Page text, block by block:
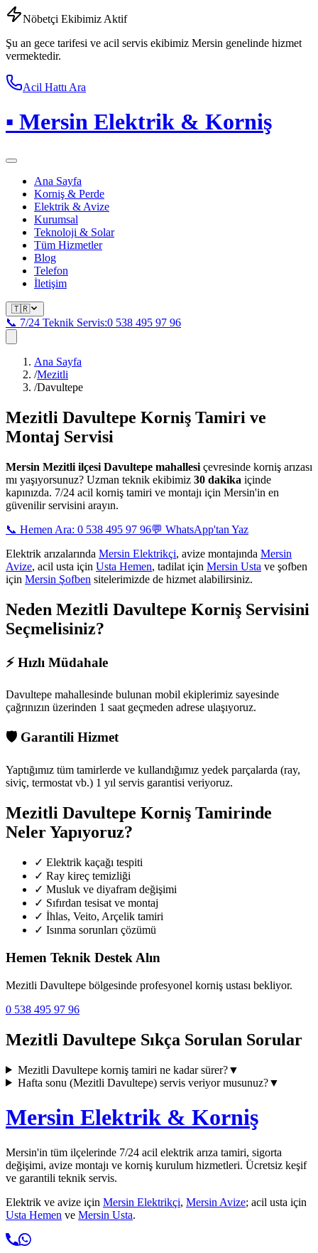
Nöbetçi Ekibimiz Aktif
Şu an gece tarifesi ve acil servis ekibimiz Mersin genelinde hizmet
vermektedir.
Acil Hattı Ara
▪ Mersin Elektrik & Korniş
Ana Sayfa
Korniş & Perde
Elektrik & Avize
Kurumsal
Teknoloji & Solar
Tüm Hizmetler
Blog
Telefon
İletişim
🇹🇷
📞 7/24 Teknik Servis:0 538 495 97 96
Ana Sayfa
/Mezitli
/Davultepe
Mezitli Davultepe Korniş Tamiri ve
Montaj Servisi
Mersin Mezitli ilçesi Davultepe mahallesi çevresinde korniş arızası
mı yaşıyorsunuz? Uzman teknik ekibimiz 30 dakika içinde
kapınızda. 7/24 acil korniş tamiri ve montajı için Mersin'in en
güvenilir servisini arayın.
📞 Hemen Ara: 0 538 495 97 96💬 WhatsApp'tan Yaz
Elektrik arızalarında Mersin Elektrikçi, avize montajında Mersin
Avize, acil usta için Usta Hemen, tadilat için Mersin Usta ve şofben
için Mersin Şofben sitelerimizde de hizmet alabilirsiniz.
Neden Mezitli Davultepe Korniş Servisini
Seçmelisiniz?
⚡ Hızlı Müdahale
Davultepe mahallesinde bulunan mobil ekiplerimiz sayesinde
çağrınızın üzerinden 1 saat geçmeden adrese ulaşıyoruz.
🛡️ Garantili Hizmet
Yaptığımız tüm tamirlerde ve kullandığımız yedek parçalarda (ray,
siviç, termostat vb.) 1 yıl servis garantisi veriyoruz.
Mezitli Davultepe Korniş Tamirinde
Neler Yapıyoruz?
✓ Elektrik kaçağı tespiti
✓ Ray kireç temizliği
✓ Musluk ve diyafram değişimi
✓ Sıfırdan tesisat ve montaj
✓ İhlas, Veito, Arçelik tamiri
✓ Isınma sorunları çözümü
Hemen Teknik Destek Alın
Mezitli Davultepe bölgesinde profesyonel korniş ustası bekliyor.
0 538 495 97 96
Mezitli Davultepe Sıkça Sorulan Sorular
Mezitli Davultepekorniş tamiri ne kadar sürer?▼
Hafta sonu (Mezitli Davultepe) servis veriyor musunuz?▼
Mersin Elektrik & Korniş
Mersin'in tüm ilçelerinde 7/24 acil elektrik arıza tamiri, sigorta
değişimi, avize montajı ve korniş kurulum hizmetleri. Ücretsiz keşif
ve garantili teknik servis.
Elektrik ve avize için Mersin Elektrikçi, Mersin Avize; acil usta için
Usta Hemen ve Mersin Usta.